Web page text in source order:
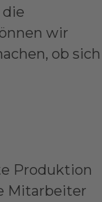
wir
ob sich
Produktion
Mitarbeiter